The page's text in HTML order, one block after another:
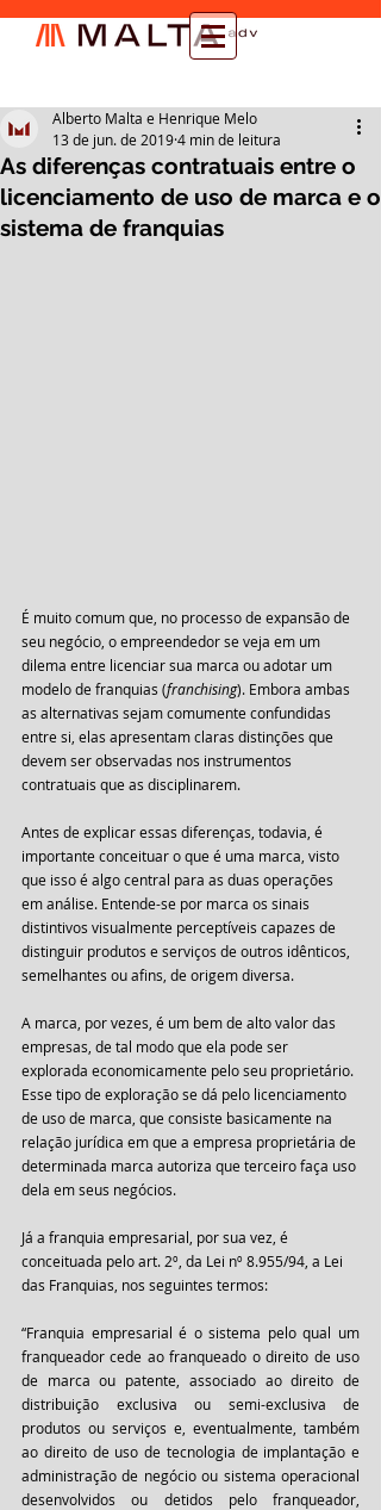
As diferenças contratuais entre o
licenciamento de uso de marca e o
sistema de franquias
Alberto Malta e Henrique Melo
13 de jun. de 20194 min de leitura
É muito comum que, no processo de expansão de
seu negócio, o empreendedor se veja em um
dilema entre licenciar sua marca ou adotar um
modelo de franquias (franchising). Embora ambas
as alternativas sejam comumente confundidas
entre si, elas apresentam claras distinções que
devem ser observadas nos instrumentos
contratuais que as disciplinarem.
Antes de explicar essas diferenças, todavia, é
importante conceituar o que é uma marca, visto
que isso é algo central para as duas operações
em análise. Entende-se por marca os sinais
distintivos visualmente perceptíveis capazes de
distinguir produtos e serviços de outros idênticos,
semelhantes ou afins, de origem diversa.
A marca, por vezes, é um bem de alto valor das
empresas, de tal modo que ela pode ser
explorada economicamente pelo seu proprietário.
Esse tipo de exploração se dá pelo licenciamento
de uso de marca, que consiste basicamente na
relação jurídica em que a empresa proprietária de
determinada marca autoriza que terceiro faça uso
dela em seus negócios.
Já a franquia empresarial, por sua vez, é
conceituada pelo art. 2º, da Lei nº 8.955/94, a Lei
das Franquias, nos seguintes termos:
“Franquia empresarial é o sistema pelo qual um
franqueador cede ao franqueado o direito de uso
de marca ou patente, associado ao direito de
distribuição exclusiva ou semi-exclusiva de
produtos ou serviços e, eventualmente, também
ao direito de uso de tecnologia de implantação e
administração de negócio ou sistema operacional
desenvolvidos ou detidos pelo franqueador,